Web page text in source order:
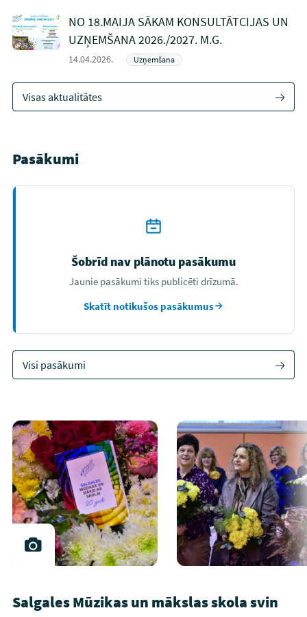
NO 18.MAIJA SĀKAM KONSULTĀTCIJAS UN
UZŅEMŠANA 2026./2027. M.G.
14.04.2026. Uzņemšana
Visas aktualitātes
Pasākumi
Šobrīd nav plānotu pasākumu
Jaunie pasākumi tiks publicēti drīzumā.
Skatīt notikušos pasākumus
Visi pasākumi
Salgales Mūzikas un mākslas skola svin